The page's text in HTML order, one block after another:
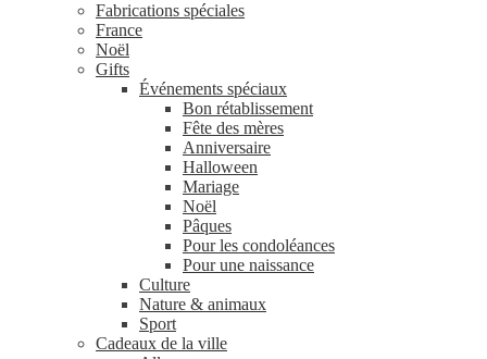
Fabrications spéciales
France
Noël
Gifts
Événements spéciaux
Bon rétablissement
Fête des mères
Anniversaire
Halloween
Mariage
Noël
Pâques
Pour les condoléances
Pour une naissance
Culture
Nature & animaux
Sport
Cadeaux de la ville